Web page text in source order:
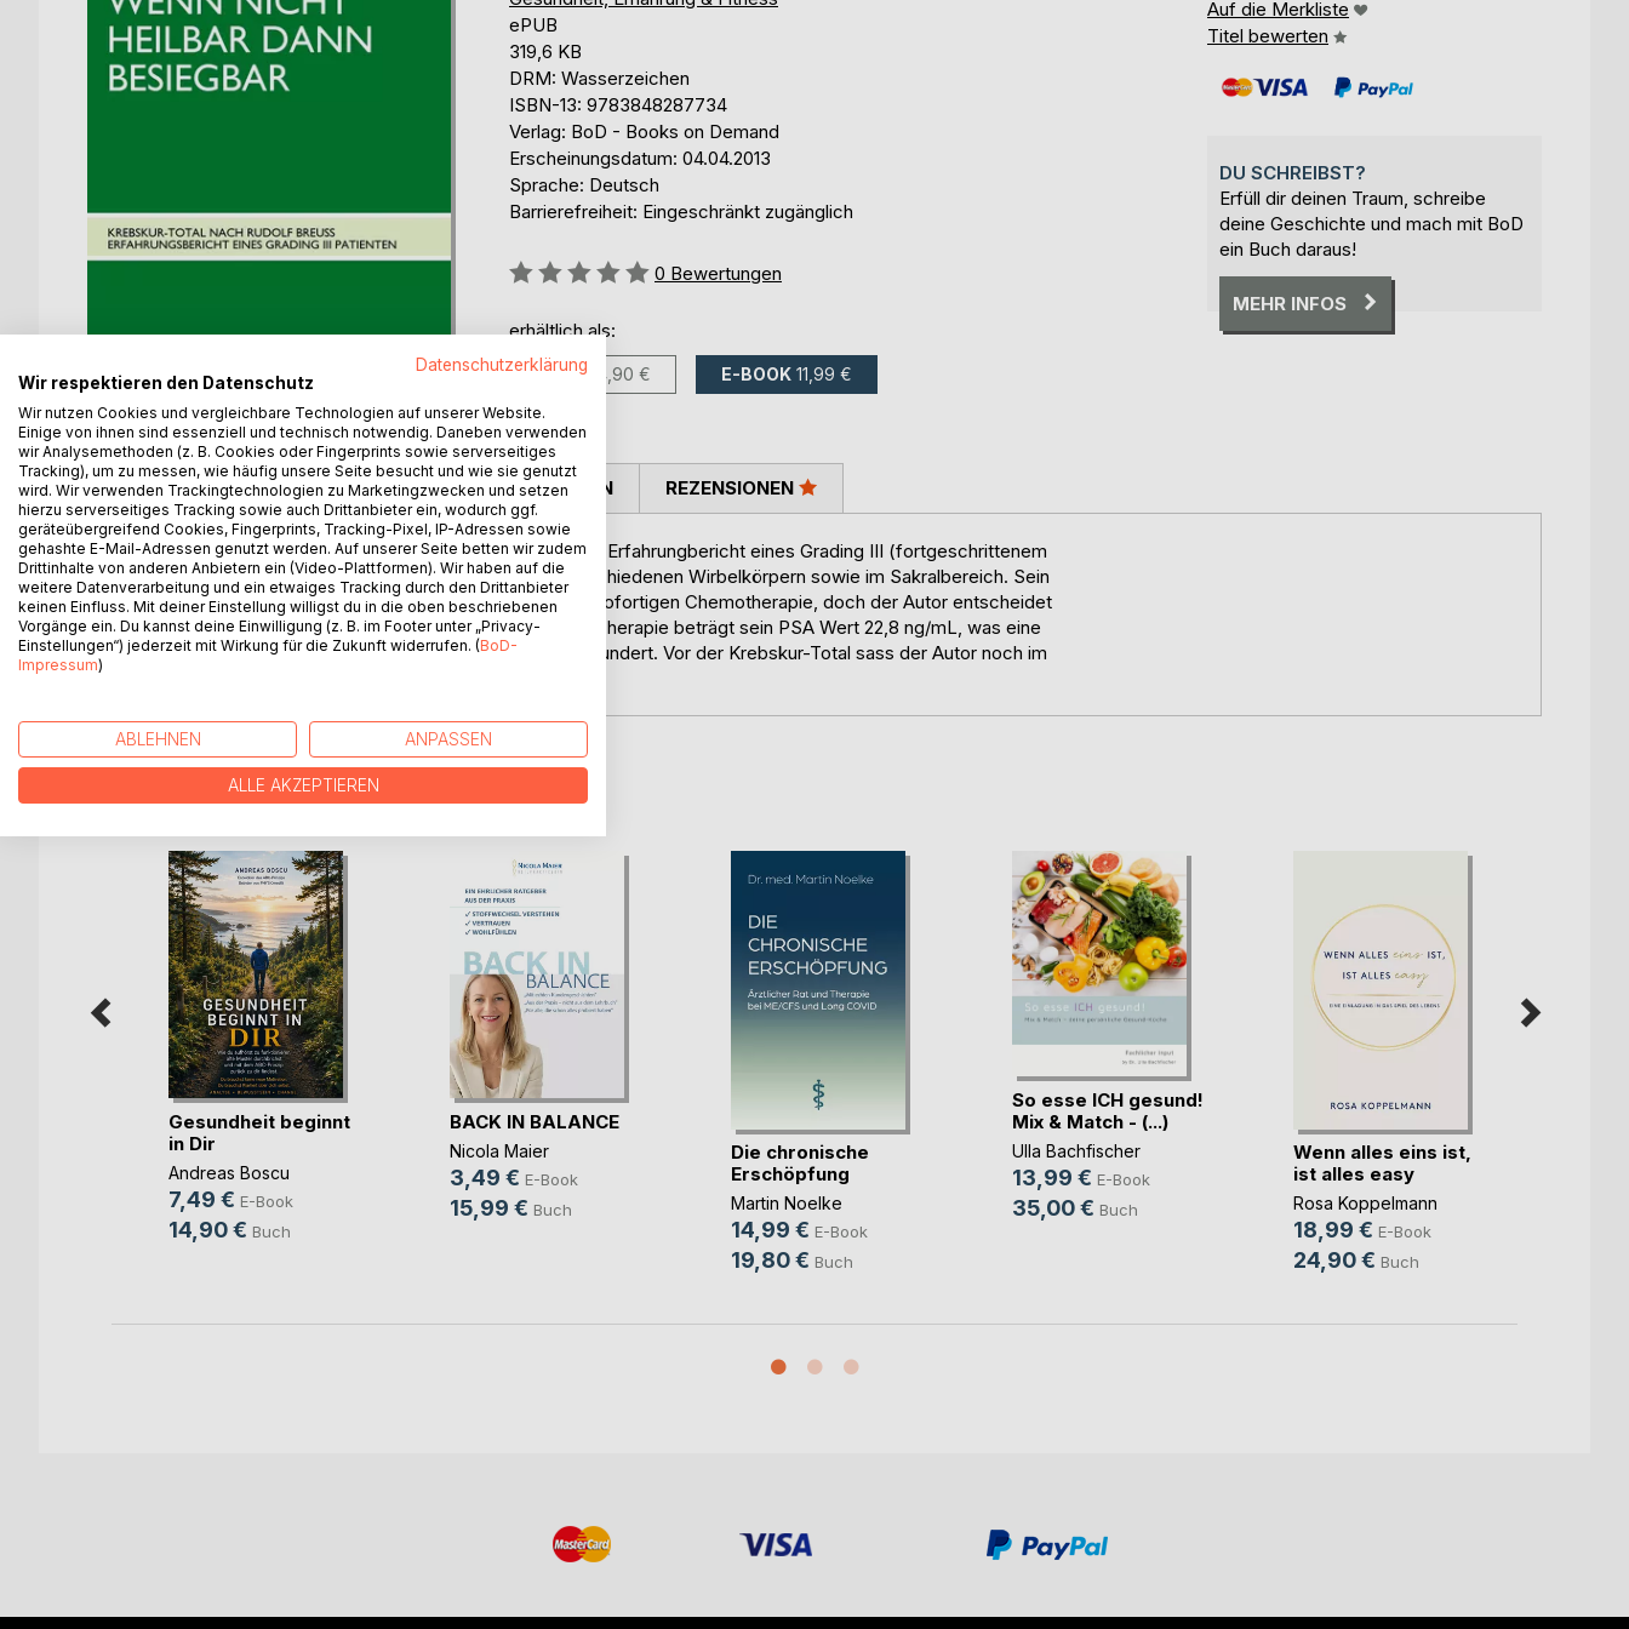
ePUB
319,6 KB
DRM: Wasserzeichen
ISBN-13: 9783848287734
Verlag: BoD - Books on Demand
Erscheinungsdatum: 04.04.2013
Sprache: Deutsch
Barrierefreiheit: Eingeschränkt zugänglich
Bewertung::
0 Bewertungen
erhältlich als:
BUCH 14,90 € E-BOOK 11,99 €
Auf die Merkliste
Titel bewerten
DU SCHREIBST?
Erfüll dir deinen Traum, schreibe
deine Geschichte und mach mit BoD
ein Buch daraus!
MEHR INFOS
BESCHREIBUNG
KREBS WENN NICHT HEILBAR DANN BESIEGBAR ist ein Erfahrungbericht eines Grading III (fortgeschrittenem
Stadium) Krebspatienten. Mit Osteolyseherde an an verschiedenen Wirbelkörpern sowie im Sakralbereich. Sein
PSA Wert liegt bei 587 ng/mL. Onkologen raten zu einer sofortigen Chemotherapie, doch der Autor entscheidet
sich für die Krebskur-Total nach Rudolf Breuß. Nach der Therapie beträgt sein PSA Wert 22,8 ng/mL, was eine
Remission von 96% bedeutet. Selbst die Ärzte sind verwundert. Vor der Krebskur-Total sass der Autor noch im
AUTOR/IN PRESSESTIMMEN REZENSIONEN
WEITERE TITEL BEIBoD
Gesundheit beginnt
in Dir
Andreas Boscu
7,49 € E-Book
14,90 € Buch
BACK IN BALANCE
Nicola Maier
3,49 € E-Book
15,99 € Buch
Die chronische
Erschöpfung
Martin Noelke
14,99 € E-Book
19,80 € Buch
So esse ICH gesund!
Mix & Match - (...)
Ulla Bachfischer
13,99 € E-Book
35,00 € Buch
Wenn alles eins ist,
ist alles easy
Rosa Koppelmann
18,99 € E-Book
24,90 € Buch
Datenschutzerklärung
Wir respektieren den Datenschutz
Wir nutzen Cookies und vergleichbare Technologien auf unserer Website.
Einige von ihnen sind essenziell und technisch notwendig. Daneben verwenden
wir Analysemethoden (z. B. Cookies oder Fingerprints sowie serverseitiges
Tracking), um zu messen, wie häufig unsere Seite besucht und wie sie genutzt
wird. Wir verwenden Trackingtechnologien zu Marketingzwecken und setzen
hierzu serverseitiges Tracking sowie auch Drittanbieter ein, wodurch ggf.
geräteübergreifend Cookies, Fingerprints, Tracking-Pixel, IP-Adressen sowie
gehashte E-Mail-Adressen genutzt werden. Auf unserer Seite betten wir zudem
Drittinhalte von anderen Anbietern ein (Video-Plattformen). Wir haben auf die
weitere Datenverarbeitung und ein etwaiges Tracking durch den Drittanbieter
keinen Einfluss. Mit deiner Einstellung willigst du in die oben beschriebenen
Vorgänge ein. Du kannst deine Einwilligung (z. B. im Footer unter „Privacy-
Einstellungen“) jederzeit mit Wirkung für die Zukunft widerrufen. (BoD-
Impressum)
ABLEHNEN ANPASSEN
ALLE AKZEPTIEREN